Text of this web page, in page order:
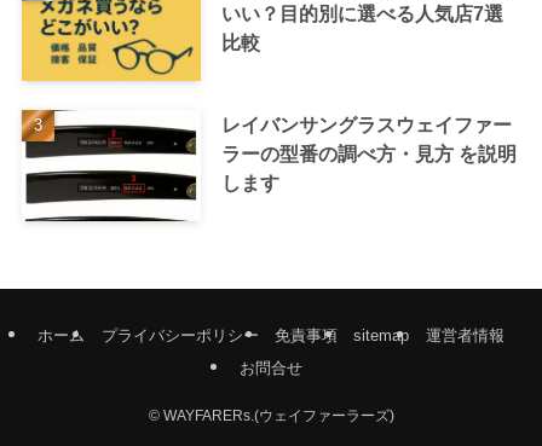
いい？目的別に選べる人気店7選
比較
レイバンサングラスウェイファー
ラーの型番の調べ方・見方 を説明
します
ホーム プライバシーポリシー 免責事項 sitemap
運営者情報
お問合せ
©WAYFARERs.(ウェイファーラーズ)